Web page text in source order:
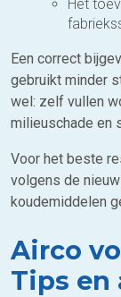
Het
Een correct
gebruikt minder
wel: zelf vullen
milieuschade en
Voor het beste
volgens de
koudemiddelen
Airco
Tips en